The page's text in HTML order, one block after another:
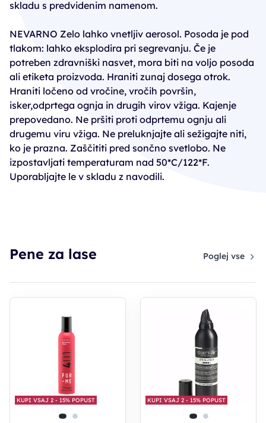
skladu s predvidenim namenom.
NEVARNO Zelo lahko vnetljiv aerosol. Posoda je pod
tlakom: lahko eksplodira pri segrevanju. Če je
potreben zdravniški nasvet, mora biti na voljo posoda
ali etiketa proizvoda. Hraniti zunaj dosega otrok.
Hraniti ločeno od vročine, vročih površin,
isker,odprtega ognja in drugih virov vžiga. Kajenje
prepovedano. Ne pršiti proti odprtemu ognju ali
drugemu viru vžiga. Ne preluknjajte ali sežigajte niti,
ko je prazna. Zaščititi pred sončno svetlobo. Ne
izpostavljati temperaturam nad 50*C/122*F.
Uporabljajte le v skladu z navodili.
Pene za lase Poglej vse
KUPI VSAJ 2 - 15% POPUST KUPI VSAJ 2 - 15% POPUST